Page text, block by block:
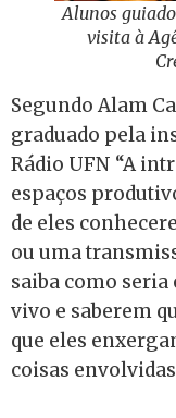
Alunos
visita à
Segundo Alam
graduado pela
Rádio UFN “A
espaços
de eles
ou uma
saiba como
vivo e saberem
que eles
coisas